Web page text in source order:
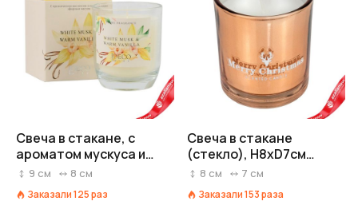
Свеча в стакане, с
ароматом мускуса и
ванили (30 часов,
прозрачный
9 см 8 см
Заказали125раз
Свеча в стакане
(стекло), H8xD7см
бронзовый
8 см 7 см
Заказали153раза